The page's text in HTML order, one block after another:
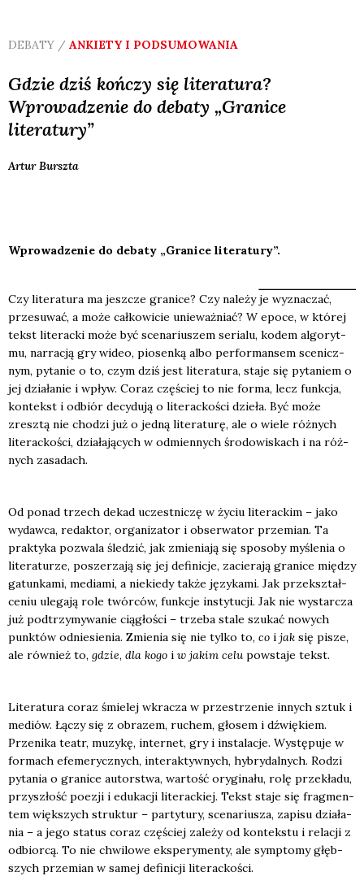
DEBATY / ANKIETY I PODSUMOWANIA
Gdzie dziś kończy się literatura?
Wprowadzenie do debaty „Granice
literatury”
ArturBurszta
Wprowadzenie do debaty „Granice literatury”.
Czy lite­ra­tu­ra ma jesz­cze gra­ni­ce? Czy nale­ży je wyzna­czać,
prze­su­wać, a może cał­ko­wi­cie unie­waż­niać? W epo­ce, w któ­rej
tekst lite­rac­ki może być sce­na­riu­szem seria­lu, kodem algo­ryt­
mu, nar­ra­cją gry wideo, pio­sen­ką albo per­for­man­sem sce­nicz­
nym, pyta­nie o to, czym dziś jest lite­ra­tu­ra, sta­je się pyta­niem o
jej dzia­ła­nie i wpływ. Coraz czę­ściej to nie for­ma, lecz funk­cja,
kon­tekst i odbiór decy­du­ją o lite­rac­ko­ści dzie­ła. Być może
zresz­tą nie cho­dzi już o jed­ną lite­ra­tu­rę, ale o wie­le róż­nych
lite­rac­ko­ści, dzia­ła­ją­cych w odmien­nych śro­do­wi­skach i na róż­
nych zasa­dach.
Od ponad trzech dekad uczest­ni­czę w życiu lite­rac­kim – jako
wydaw­ca, redak­tor, orga­ni­za­tor i obser­wa­tor prze­mian. Ta
prak­ty­ka pozwa­la śle­dzić, jak zmie­nia­ją się spo­so­by myśle­nia o
lite­ra­tu­rze, posze­rza­ją się jej defi­ni­cje, zacie­ra­ją gra­ni­ce mię­dzy
gatun­ka­mi, media­mi, a nie­kie­dy tak­że języ­ka­mi. Jak prze­kształ­
ce­niu ule­ga­ją role twór­ców, funk­cje insty­tu­cji. Jak nie wystar­cza
już pod­trzy­my­wa­nie cią­gło­ści – trze­ba sta­le szu­kać nowych
punk­tów odnie­sie­nia. Zmie­nia się nie tyl­ko to, co i jak się pisze,
ale rów­nież to, gdzie, dla kogo i w jakim celupowsta­je tekst.
Lite­ra­tu­ra coraz śmie­lej wkra­cza w prze­strze­nie innych sztuk i
mediów. Łączy się z obra­zem, ruchem, gło­sem i dźwię­kiem.
Prze­ni­ka teatr, muzy­kę, inter­net, gry i insta­la­cje. Wystę­pu­je w
for­mach efe­me­rycz­nych, inte­rak­tyw­nych, hybry­dal­nych. Rodzi
pyta­nia o gra­ni­ce autor­stwa, war­tość ory­gi­na­łu, rolę prze­kła­du,
przy­szłość poezji i edu­ka­cji lite­rac­kiej. Tekst sta­je się frag­men­
tem więk­szych struk­tur – par­ty­tu­ry, sce­na­riu­sza, zapi­su dzia­ła­
nia – a jego sta­tus coraz czę­ściej zale­ży od kon­tek­stu i rela­cji z
odbior­cą. To nie chwi­lo­we eks­pe­ry­men­ty, ale symp­to­my głęb­
szych prze­mian w samej defi­ni­cji lite­rac­ko­ści.